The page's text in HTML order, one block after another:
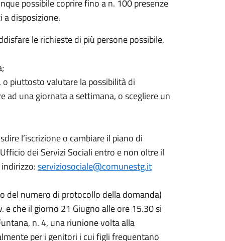
possibile coprire fino a n. 100 presenze
a disposizione.
le richieste di più persone possibile,
piuttosto valutare la possibilità di
una giornata a settimana, o scegliere un
l’iscrizione o cambiare il piano di
dei Servizi Sociali entro e non oltre il
serviziosociale@comunestg.it
del numero di protocollo della domanda)
che il giorno 21 Giugno alle ore 15.30 si
n. 4, una riunione volta alla
per i genitori i cui figli frequentano